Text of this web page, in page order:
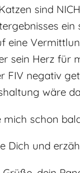
sind
eine
sein Herz für
FIV negativ
wäre
mich schon
Dich und